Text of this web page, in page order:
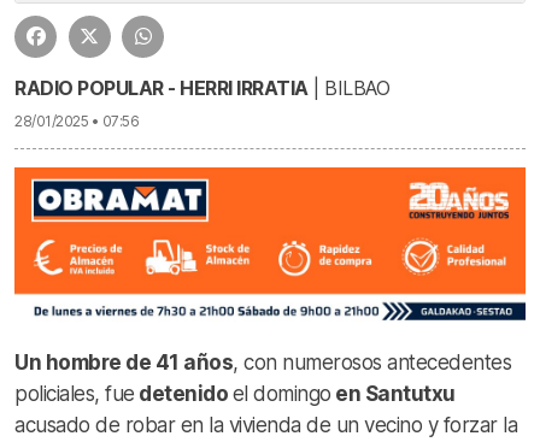
RADIO POPULAR - HERRI IRRATIA| BILBAO
28/01/2025 • 07:56
Un hombre de 41 años, con numerosos antecedentes
policiales, fue detenido el domingo en Santutxu
acusado de robar en la vivienda de un vecino y forzar la